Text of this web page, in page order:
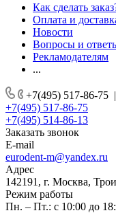
Как сделать
Оплата и
Новости
Вопросы и
Рекламодателям
...
+7(495) 517-86-75 |
+7(495) 517-86-75
+7(495) 514-86-13
Заказать звонок
E-mail
eurodent-m@yandex.ru
Адрес
142191, г. Москва,
Режим работы
Пн. – Пт.: с 10:00 до